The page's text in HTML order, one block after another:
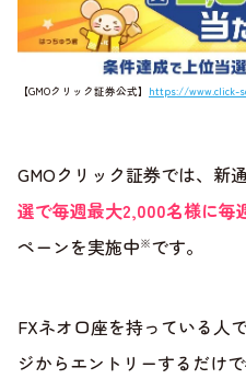
【GMOクリック証券公式】 https://www.click-
GMOクリック証券では、新
選で毎週最大2,000名様に毎
ペーンを実施中※です。
FXネオ口座を持っている人
ジからエントリーするだけで